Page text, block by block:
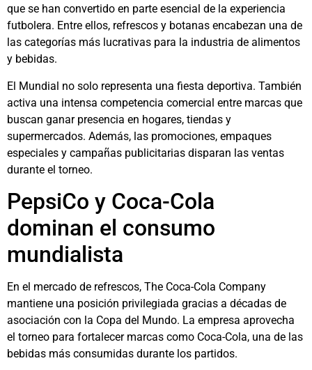
que se han convertido en parte esencial de la experiencia
futbolera. Entre ellos, refrescos y botanas encabezan una de
las categorías más lucrativas para la industria de alimentos
y bebidas.
El Mundial no solo representa una fiesta deportiva. También
activa una intensa competencia comercial entre marcas que
buscan ganar presencia en hogares, tiendas y
supermercados. Además, las promociones, empaques
especiales y campañas publicitarias disparan las ventas
durante el torneo.
PepsiCo y Coca-Cola
dominan el consumo
mundialista
En el mercado de refrescos, The Coca-Cola Company
mantiene una posición privilegiada gracias a décadas de
asociación con la Copa del Mundo. La empresa aprovecha
el torneo para fortalecer marcas como Coca-Cola, una de las
bebidas más consumidas durante los partidos.